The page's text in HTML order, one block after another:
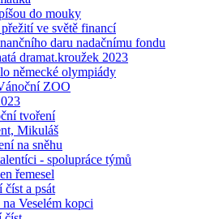
do mouky
ve světě financí
daru nadačnímu fondu
dramat.kroužek 2023
německé olympiády
ZOO
tvoření
Mikuláš
na sněhu
- spolupráce týmů
řemesel
číst a psát
Veselém kopci